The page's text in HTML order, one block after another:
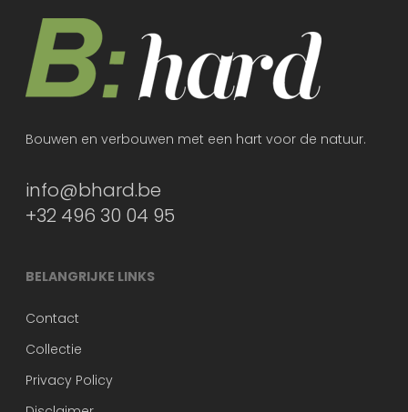
Bouwen en verbouwen met een hart voor de natuur.
info@bhard.be
+32 496 30 04 95
BELANGRIJKE LINKS
Contact
Collectie
Privacy Policy